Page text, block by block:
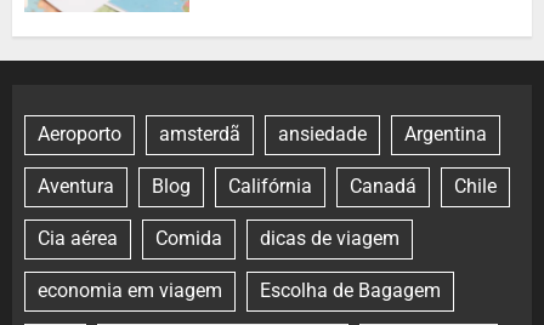
Aeroporto amsterdã ansiedade Argentina
Aventura Blog Califórnia Canadá Chile
Cia aérea Comida dicas de viagem
economia em viagem Escolha de Bagagem